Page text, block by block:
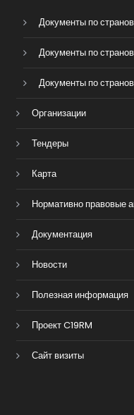
Документы по
Документы по
Документы по
Организации
Тендеры
Карта
Нормативно правовые
Документация
Новости
Полезная информация
Проект C19RM
Сайт визиты